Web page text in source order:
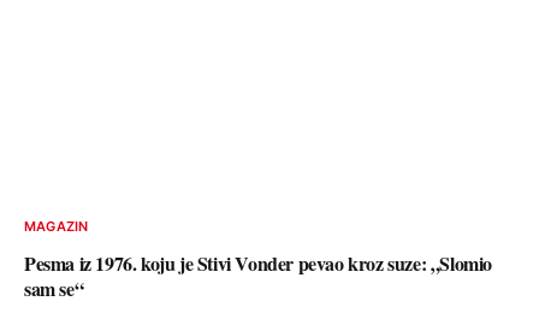
MAGAZIN
Pesma iz 1976. koju je Stivi Vonder pevao kroz suze: „Slomio
sam se“